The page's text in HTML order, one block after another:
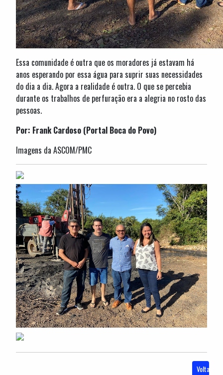
Essa comunidade é outra que os moradores já estavam há
anos esperando por essa água para suprir suas necessidades
do dia a dia. Agora a realidade é outra. O que se percebia
durante os trabalhos de perfuração era a alegria no rosto das
pessoas.
Por: Frank Cardoso (Portal Boca do Povo)
Imagens da ASCOM/PMC
Voltar